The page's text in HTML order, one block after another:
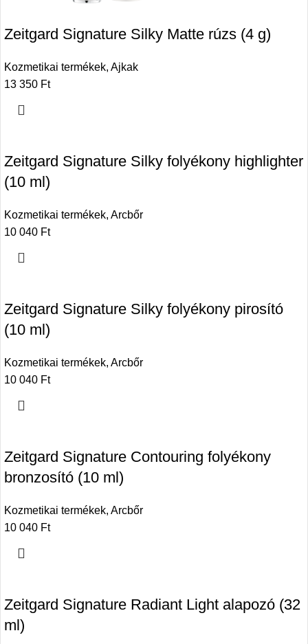
Zeitgard Signature Silky Matte rúzs (4 g)
Kozmetikai termékek, Ajkak
13 350 Ft
Zeitgard Signature Silky folyékony highlighter
(10 ml)
Kozmetikai termékek, Arcbőr
10 040 Ft
Zeitgard Signature Silky folyékony pirosító
(10 ml)
Kozmetikai termékek, Arcbőr
10 040 Ft
Zeitgard Signature Contouring folyékony
bronzosító (10 ml)
Kozmetikai termékek, Arcbőr
10 040 Ft
Zeitgard Signature Radiant Light alapozó (32
ml)